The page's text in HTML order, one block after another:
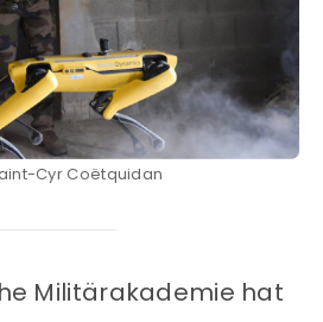
Cyr Coëtquidan
Militärakademie hat